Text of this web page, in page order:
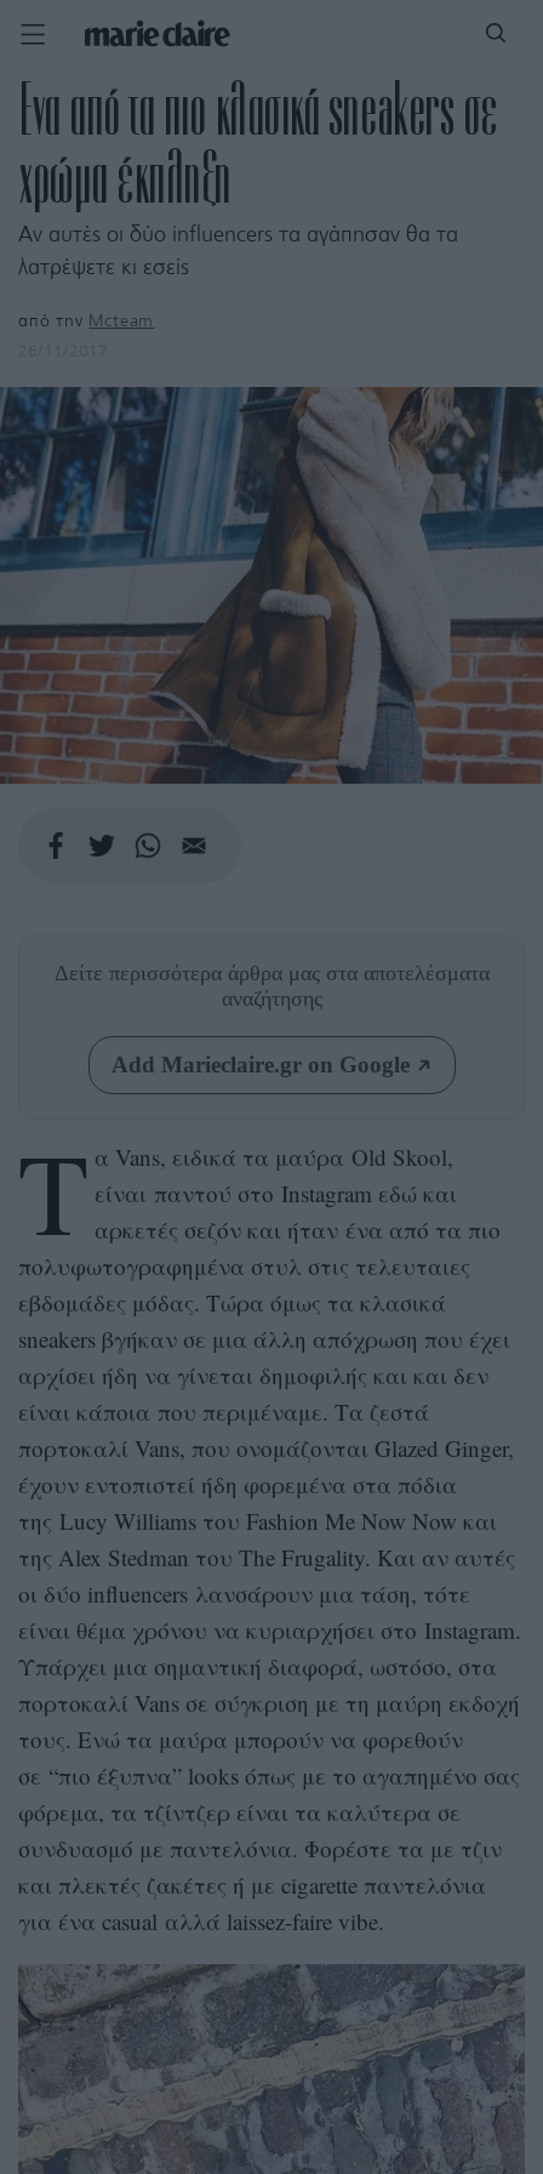
Ενα από τα πιο κλασικά sneakers σε
χρώμα έκπληξη
Αν αυτές οι δύο influencers τα αγάπησαν θα τα
λατρέψετε κι εσείς
από την Mcteam
Δείτε περισσότερα άρθρα μας στα αποτελέσματα
αναζήτησης
Add Marieclaire.gr on Google
Τ α Vans, ειδικά τα μαύρα Old Skool,
είναι παντού στο Instagram εδώ και
αρκετές σεζόν και ήταν ένα από τα πιο
πολυφωτογραφημένα στυλ στις τελευταιες
εβδομάδες μόδας. Τώρα όμως τα κλασικά
sneakers βγήκαν σε μια άλλη απόχρωση που έχει
αρχίσει ήδη να γίνεται δημοφιλής και και δεν
είναι κάποια που περιμέναμε. Τα ζεστά
πορτοκαλί Vans, που ονομάζονται Glazed Ginger,
έχουν εντοπιστεί ήδη φορεμένα στα πόδια
της Lucy Williams του Fashion Me Now Now και
της Alex Stedman του The Frugality. Και αν αυτές
οι δύο influencers λανσάρουν μια τάση, τότε
είναι θέμα χρόνου να κυριαρχήσει στο Instagram.
Υπάρχει μια σημαντική διαφορά, ωστόσο, στα
πορτοκαλί Vans σε σύγκριση με τη μαύρη εκδοχή
τους. Ενώ τα μαύρα μπορούν να φορεθούν
σε “πιο έξυπνα” looks όπως με το αγαπημένο σας
φόρεμα, τα τζίντζερ είναι τα καλύτερα σε
συνδυασμό με παντελόνια. Φορέστε τα με τζιν
και πλεκτές ζακέτες ή με cigarette παντελόνια
για ένα casual αλλά laissez-faire vibe.